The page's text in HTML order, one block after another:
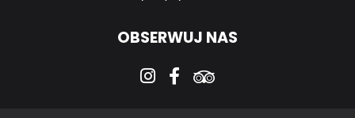
OBSERWUJ NAS
instagram
facebook-f
tripadvisor